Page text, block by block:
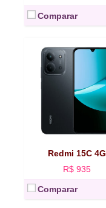
Comparar
Redmi 15C 4G
R$ 935
Comparar